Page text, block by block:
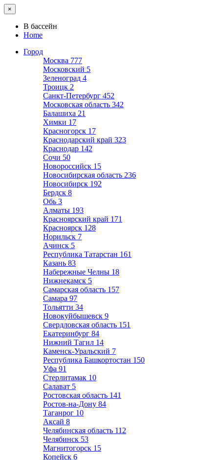
×
В бассейн
Home
Город
Москва 777
Московский 5
Зеленоград 4
Троицк 2
Санкт-Петербург 452
Московская область 342
Балашиха 21
Химки 17
Красногорск 17
Краснодарский край 323
Краснодар 142
Сочи 50
Новороссийск 15
Новосибирская область 236
Новосибирск 192
Бердск 8
Обь 3
Алматы 193
Красноярский край 171
Красноярск 128
Норильск 7
Ачинск 5
Республика Татарстан 161
Казань 83
Набережные Челны 18
Нижнекамск 5
Самарская область 157
Самара 97
Тольятти 34
Новокуйбышевск 9
Свердловская область 151
Екатеринбург 84
Нижний Тагил 14
Каменск-Уральский 7
Республика Башкортостан 150
Уфа 91
Стерлитамак 10
Салават 5
Ростовская область 141
Ростов-на-Дону 84
Таганрог 10
Аксай 8
Челябинская область 112
Челябинск 53
Магнитогорск 15
Копейск 6